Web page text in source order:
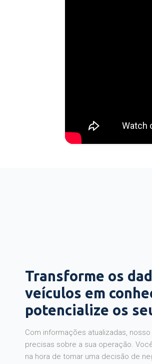
Transforme os
veículos em
potencialize os
Com informações atualizadas,
precisas sobre a sua operação.
na hora de tomar uma decisão de